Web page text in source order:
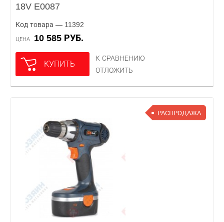
18V E0087
Код товара — 11392
ЦЕНА 10 585 РУБ.
КУПИТЬ
К СРАВНЕНИЮ
ОТЛОЖИТЬ
РАСПРОДАЖА